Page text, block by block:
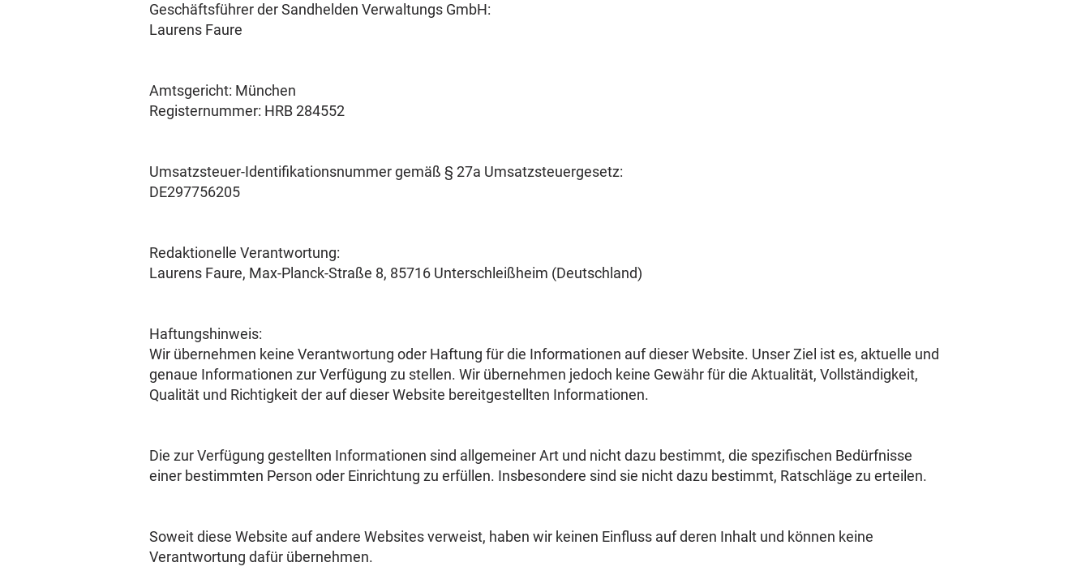
Geschäftsführer der Sandhelden Verwaltungs GmbH:
Laurens Faure
Amtsgericht: München
Registernummer: HRB 284552
Umsatzsteuer-Identifikationsnummer gemäß § 27a Umsatzsteuergesetz:
DE297756205
Redaktionelle Verantwortung:
Laurens Faure, Max-Planck-Straße 8, 85716 Unterschleißheim (Deutschland)
Haftungshinweis:
Wir übernehmen keine Verantwortung oder Haftung für die Informationen auf dieser Website. Unser Ziel ist es, aktuelle und
genaue Informationen zur Verfügung zu stellen. Wir übernehmen jedoch keine Gewähr für die Aktualität, Vollständigkeit,
Qualität und Richtigkeit der auf dieser Website bereitgestellten Informationen.
Die zur Verfügung gestellten Informationen sind allgemeiner Art und nicht dazu bestimmt, die spezifischen Bedürfnisse
einer bestimmten Person oder Einrichtung zu erfüllen. Insbesondere sind sie nicht dazu bestimmt, Ratschläge zu erteilen.
Soweit diese Website auf andere Websites verweist, haben wir keinen Einfluss auf deren Inhalt und können keine
Verantwortung dafür übernehmen.